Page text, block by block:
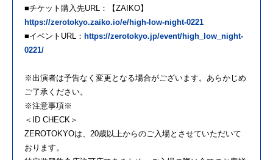
■チケット購入先URL：【ZAIKO】
https://zerotokyo.zaiko.io/e/high-low-night-0221
■イベントURL： https://zerotokyo.jp/event/high_low_night-
0221/
※出演者は予告なく変更となる場合がございます。あらかじめ
ご了承ください。
※注意事項※
＜ID CHECK＞
ZEROTOKYOは、20歳以上からのご入場とさせていただいて
おります。